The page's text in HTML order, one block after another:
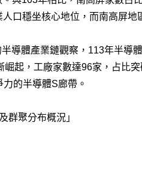
口穩坐核心地位，而南高屏
導體產業鏈觀察，113年半導
崛起，工廠家數達96家，占比
的半導體S廊帶。
群聚分布概況」